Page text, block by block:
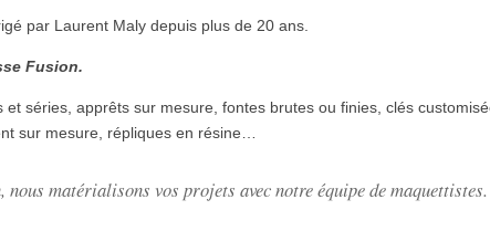
par Laurent Maly depuis plus de 20 ans.
Fusion.
séries, apprêts sur mesure, fontes brutes ou finies, clés
sur mesure, répliques en résine…
nous matérialisons vos projets avec notre équipe de